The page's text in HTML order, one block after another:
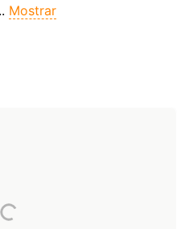
Mostrar